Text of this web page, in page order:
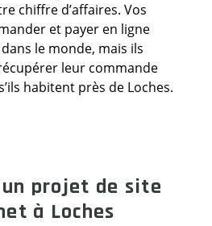
chiffre d’affaires. Vos
et payer en ligne
le monde, mais ils
leur commande
habitent près de Loches.
un projet de site
à Loches